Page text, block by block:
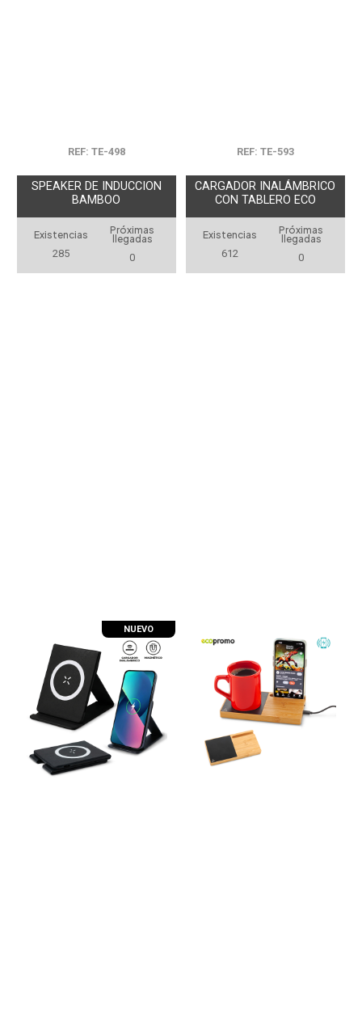
REF: TE-498
SPEAKER DE INDUCCION
BAMBOO
Existencias
285
Próximas
llegadas
0
REF: TE-593
CARGADOR INALÁMBRICO
CON TABLERO ECO
Existencias
612
Próximas
llegadas
0
NUEVO